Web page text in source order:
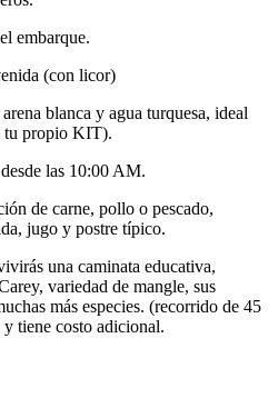
embarque.
(con licor)
blanca y agua turquesa, ideal
tu propio KIT).
las 10:00 AM.
de carne, pollo o pescado,
jugo y postre típico.
una caminata educativa,
variedad de mangle, sus
más especies. (recorrido de 45
tiene costo adicional.